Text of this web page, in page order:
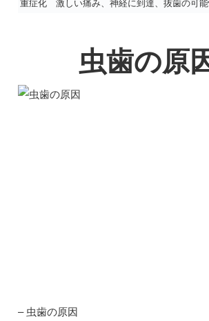
重症化
激しい痛み、神経に到達、抜歯の可
虫歯の原
– 虫歯の原因